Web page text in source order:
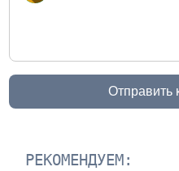
Отправить
РЕКОМЕНДУЕМ: